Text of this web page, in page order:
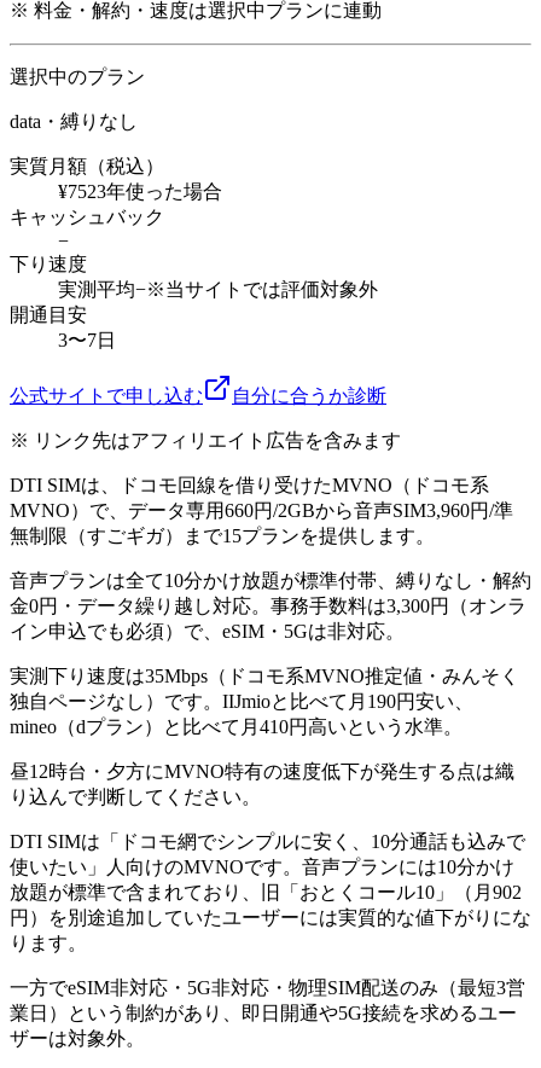
※ 料金・解約・速度は選択中プランに連動
選択中のプラン
data・縛りなし
実質月額（税込）
¥7523年使った場合
キャッシュバック
−
下り速度
実測平均−※当サイトでは評価対象外
開通目安
3〜7日
公式サイトで申し込む 自分に合うか診断
※ リンク先はアフィリエイト広告を含みます
DTI SIMは、ドコモ回線を借り受けたMVNO（ドコモ系
MVNO）で、データ専用660円/2GBから音声SIM3,960円/準
無制限（すごギガ）まで15プランを提供します。
音声プランは全て10分かけ放題が標準付帯、縛りなし・解約
金0円・データ繰り越し対応。事務手数料は3,300円（オンラ
イン申込でも必須）で、eSIM・5Gは非対応。
実測下り速度は35Mbps（ドコモ系MVNO推定値・みんそく
独自ページなし）です。IIJmioと比べて月190円安い、
mineo（dプラン）と比べて月410円高いという水準。
昼12時台・夕方にMVNO特有の速度低下が発生する点は織
り込んで判断してください。
DTI SIMは「ドコモ網でシンプルに安く、10分通話も込みで
使いたい」人向けのMVNOです。音声プランには10分かけ
放題が標準で含まれており、旧「おとくコール10」（月902
円）を別途追加していたユーザーには実質的な値下がりにな
ります。
一方でeSIM非対応・5G非対応・物理SIM配送のみ（最短3営
業日）という制約があり、即日開通や5G接続を求めるユー
ザーは対象外。